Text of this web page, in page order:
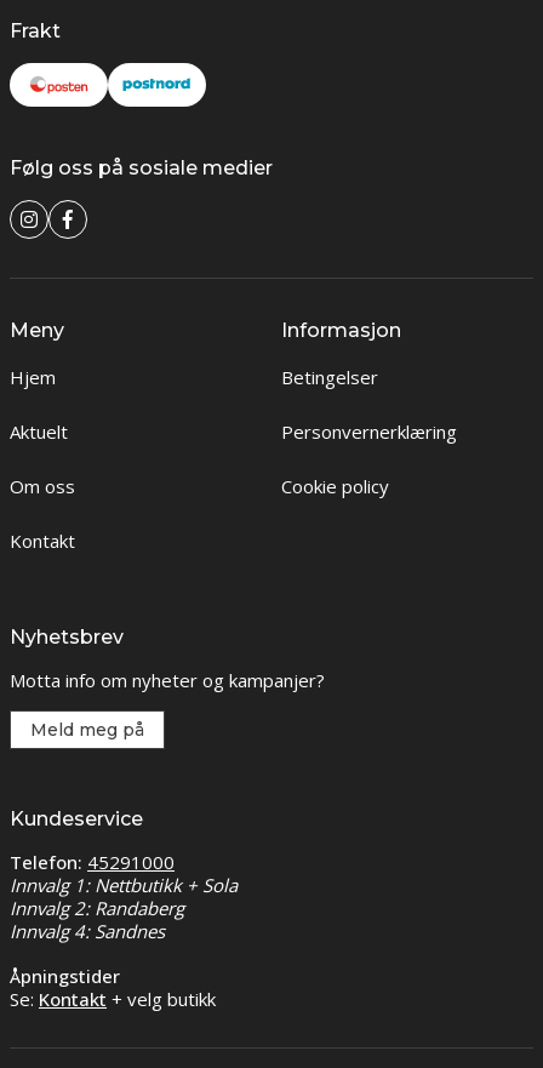
Frakt
Følg oss på sosiale medier
Meny
Hjem
Aktuelt
Om oss
Kontakt
Informasjon
Betingelser
Personvernerklæring
Cookie policy
Nyhetsbrev
Motta info om nyheter og kampanjer?
Meld meg på
Kundeservice
Telefon: 45291000
Innvalg 1: Nettbutikk + Sola
Innvalg 2: Randaberg
Innvalg 4: Sandnes
Åpningstider
Se: Kontakt + velg butikk